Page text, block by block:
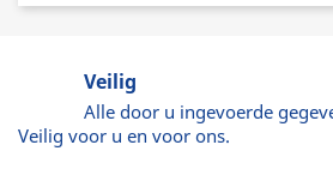
Veilig
Alle door u ingevoerde
Veilig voor u en voor ons.